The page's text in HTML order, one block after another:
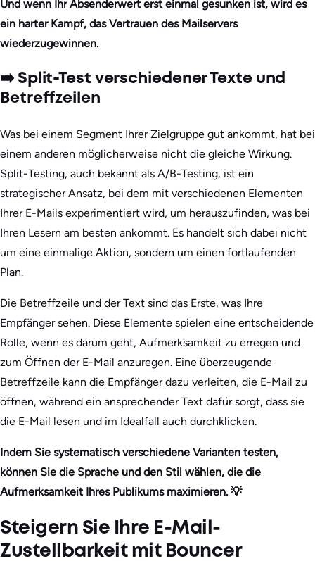
Und wenn Ihr Absenderwert erst einmal gesunken ist, wird es
ein harter Kampf, das Vertrauen des Mailservers
wiederzugewinnen.
➡️ Split-Test verschiedener Texte und
Betreffzeilen
Was bei einem Segment Ihrer Zielgruppe gut ankommt, hat bei
einem anderen möglicherweise nicht die gleiche Wirkung.
Split-Testing, auch bekannt als A/B-Testing, ist ein
strategischer Ansatz, bei dem mit verschiedenen Elementen
Ihrer E-Mails experimentiert wird, um herauszufinden, was bei
Ihren Lesern am besten ankommt. Es handelt sich dabei nicht
um eine einmalige Aktion, sondern um einen fortlaufenden
Plan.
Die Betreffzeile und der Text sind das Erste, was Ihre
Empfänger sehen. Diese Elemente spielen eine entscheidende
Rolle, wenn es darum geht, Aufmerksamkeit zu erregen und
zum Öffnen der E-Mail anzuregen. Eine überzeugende
Betreffzeile kann die Empfänger dazu verleiten, die E-Mail zu
öffnen, während ein ansprechender Text dafür sorgt, dass sie
die E-Mail lesen und im Idealfall auch durchklicken.
Indem Sie systematisch verschiedene Varianten testen,
können Sie die Sprache und den Stil wählen, die die
Aufmerksamkeit Ihres Publikums maximieren. 💡
Steigern Sie Ihre E-Mail-
Zustellbarkeit mit Bouncer